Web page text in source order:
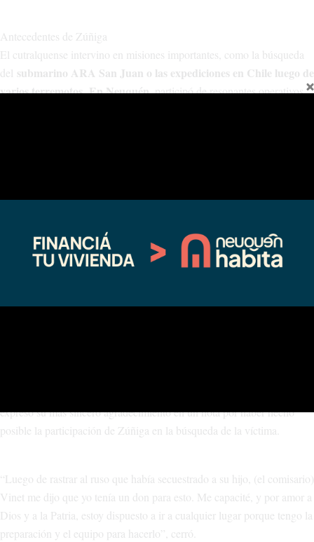
Antecedentes de Zúñiga
El cutralquense intervino en misiones importantes, como la búsqueda
del submarino ARA San Juan o las expediciones en Chile luego de
varios terremotos.En Neuquén, participó de resonantes operativos.
estuvo desaparecido varios días y fue hallado congelado, mientras se
abrazaba a sus animales, en Tricao Malal, en abril de 2022.
Hace poco encontró en las profundidades del río Limay el morral de
expresó su más sincero agradecimiento en un nota por haber hecho
posible la participación de Zúñiga en la búsqueda de la víctima.
“Luego de rastrar al ruso que había secuestrado a su hijo, (el comisario)
Vinet me dijo que yo tenía un don para esto. Me capacité, y por amor a
Dios y a la Patria, estoy dispuesto a ir a cualquier lugar porque tengo la
preparación y el equipo para hacerlo”, cerró.